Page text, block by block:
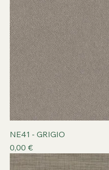
NE41 - GRIGIO
Prix
0,00 €